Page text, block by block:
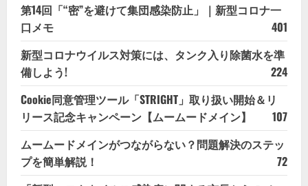
第14回「“密”を避けて集団感染防止」｜新型コロナ一
口メモ
401
新型コロナウイルス対策には、タンク入り除菌水を準
備しよう!
224
Cookie同意管理ツール「STRIGHT」取り扱い開始＆リ
リース記念キャンペーン【ムームードメイン】
107
ムームードメインがつながらない？問題解決のステッ
プを簡単解説！
72